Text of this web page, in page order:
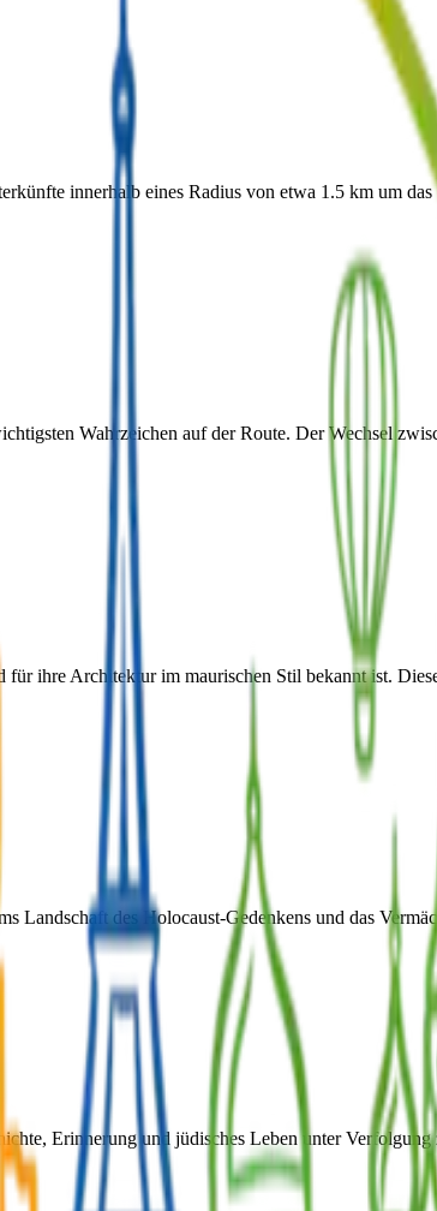
innerhalb eines Radius von etwa 1.5 km um
Wahrzeichen auf der Route. Der Wechsel
ihre Architektur im maurischen Stil bekannt ist.
Landschaft des Holocaust-Gedenkens und das
Erinnerung und jüdisches Leben unter